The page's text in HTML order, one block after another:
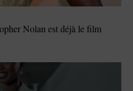
Nolan est déjà le film